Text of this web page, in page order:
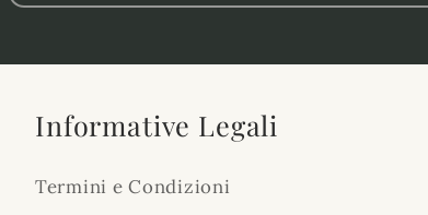
Informative Legali
Termini e Condizioni